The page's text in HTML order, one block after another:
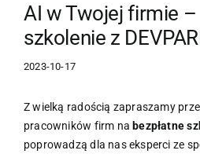
AI w Twojej firmie –
szkolenie z
2023-10-17
Z wielką radością zapraszamy
pracowników firm na bezpłatne
poprowadzą dla nas eksperci ze